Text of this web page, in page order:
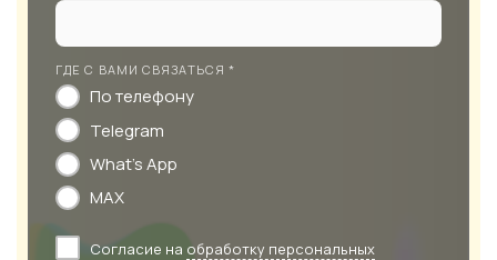
ГДЕ С ВАМИ СВЯЗАТЬСЯ *
По телефону
Telegram
What's App
MAX
Согласие на обработку персональных